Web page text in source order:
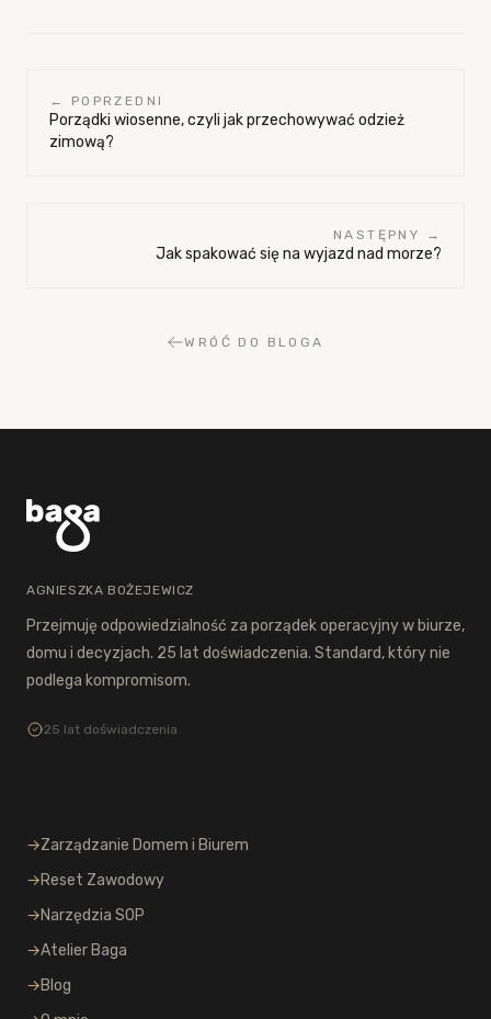
← POPRZEDNI
Porządki wiosenne, czyli jak przechowywać odzież
zimową?
NASTĘPNY →
Jak spakować się na wyjazd nad morze?
WRÓĆ DO BLOGA
AGNIESZKA BOŻEJEWICZ
Przejmuję odpowiedzialność za porządek operacyjny w biurze,
domu i decyzjach. 25 lat doświadczenia. Standard, który nie
podlega kompromisom.
25 lat doświadczenia
→Zarządzanie Domem i Biurem
→Reset Zawodowy
→Narzędzia SOP
→Atelier Baga
→Blog